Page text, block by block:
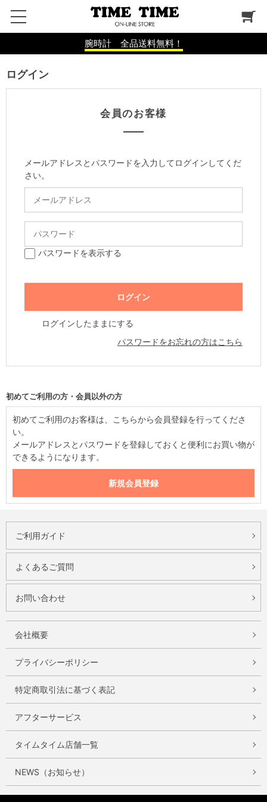
腕時計 全品送料無料！
ログイン
会員のお客様
メールアドレスとパスワードを入力してログインしてくだ
さい。
パスワードを表示する
ログインしたままにする
パスワードをお忘れの方はこちら
初めてご利用の方・会員以外の方
初めてご利用のお客様は、こちらから会員登録を行ってくださ
い。
メールアドレスとパスワードを登録しておくと便利にお買い物が
できるようになります。
ご利用ガイド
よくあるご質問
お問い合わせ
会社概要
プライバシーポリシー
特定商取引法に基づく表記
アフターサービス
タイムタイム店舗一覧
NEWS（お知らせ）